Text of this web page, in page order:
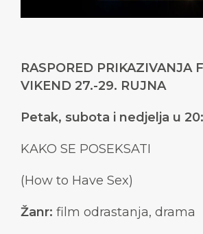
RASPORED PRIKAZIVANJA
VIKEND 27.-29. RUJNA
Petak, subota i nedjelja u
KAKO SE POSEKSATI
(How to Have Sex)
Žanr: film odrastanja, drama